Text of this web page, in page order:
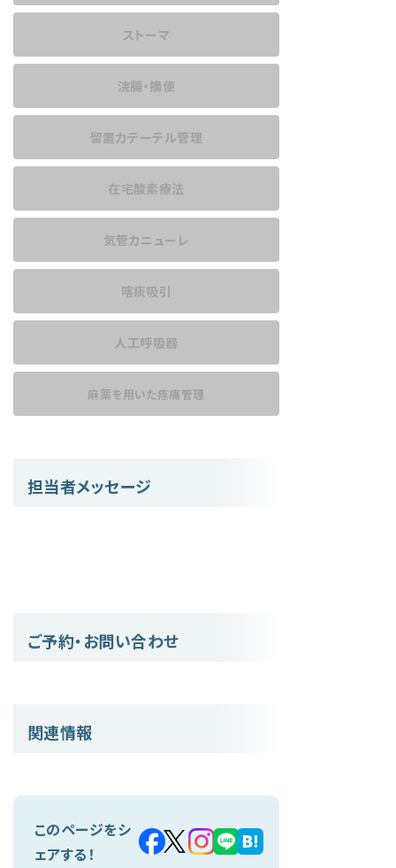
ストーマ
浣腸・摘便
留置カテーテル管理
在宅酸素療法
気管カニューレ
喀痰吸引
人工呼吸器
麻薬を用いた疼痛管理
担当者メッセージ
ご予約・お問い合わせ
関連情報
このページをシ
ェアする！